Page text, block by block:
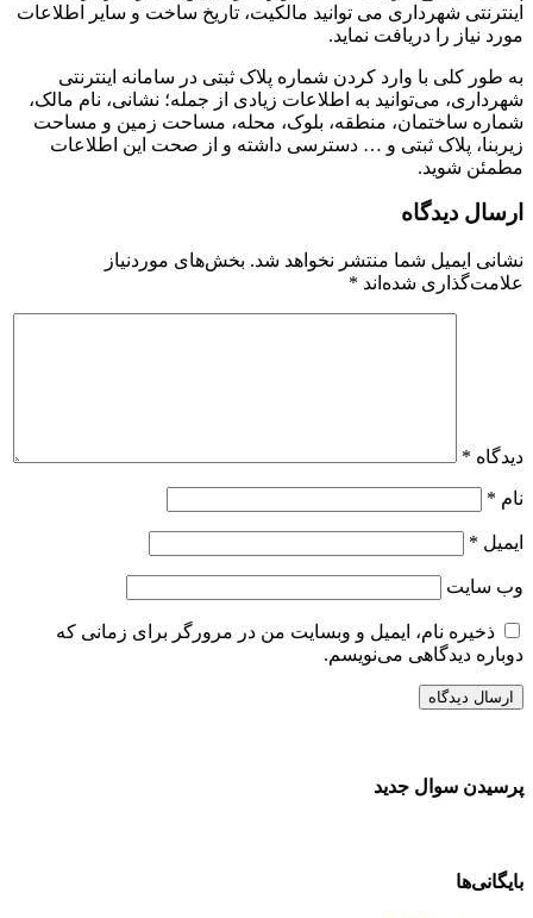
اینترنتی شهرداری می توانید مالکیت، تاریخ ساخت و سایر اطلاعات
مورد نیاز را دریافت نماید.
به طور کلی با وارد کردن شماره پلاک ثبتی در سامانه اینترنتی
شهرداری، می‌توانید به اطلاعات زیادی از جمله؛ نشانی، نام مالک،
شماره ساختمان، منطقه، بلوک، محله، مساحت زمین و مساحت
زیربنا، پلاک ثبتی و … دسترسی داشته و از صحت این اطلاعات
مطمئن شوید.
ارسال دیدگاه
نشانی ایمیل شما منتشر نخواهد شد. بخش‌های موردنیاز
علامت‌گذاری شده‌اند *
دیدگاه *
نام *
ایمیل *
وب‌ سایت
ذخیره نام، ایمیل و وبسایت من در مرورگر برای زمانی که
دوباره دیدگاهی می‌نویسم.
پرسیدن سوال جدید
بایگانی‌ها